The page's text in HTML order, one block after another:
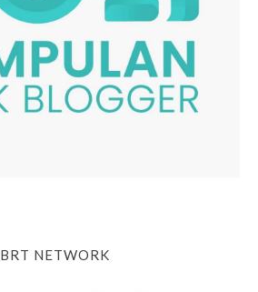
BRT NETWORK